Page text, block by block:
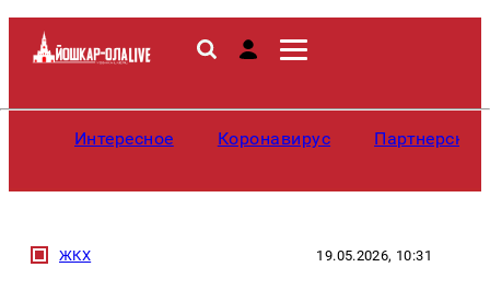
Интересное Коронавирус
ЖКХ 19.05.2026, 10:31